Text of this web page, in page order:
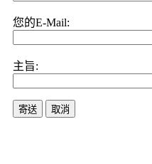
您的E-Mail:
主旨:
寄送 取消